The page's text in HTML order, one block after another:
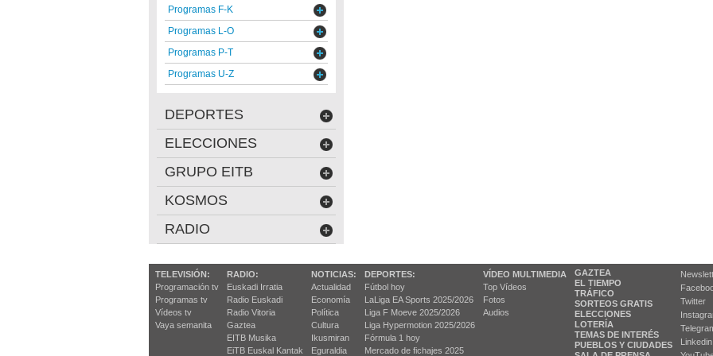
Programas F-K
Programas L-O
Programas P-T
Programas U-Z
DEPORTES
ELECCIONES
GRUPO EITB
KOSMOS
RADIO
TELEVISIÓN:
Programación tv
Programas tv
Vídeos tv
Vaya semanita
RADIO:
Euskadi Irratia
Radio Euskadi
Radio Vitoria
Gaztea
EITB Musika
EiTB Euskal Kantak
NOTICIAS:
Actualidad
Economía
Política
Cultura
Ikusmiran
Eguraldia
DEPORTES:
Fútbol hoy
LaLiga EA Sports 2025/2026
Liga F Moeve 2025/2026
Liga Hypermotion 2025/2026
Fórmula 1 hoy
Mercado de fichajes 2025
VÍDEO MULTIMEDIA
Top Vídeos
Fotos
Audios
GAZTEA
EL TIEMPO
TRÁFICO
SORTEOS GRATIS
ELECCIONES
LOTERÍA
TEMAS DE INTERÉS
PUEBLOS Y CIUDADES
Twitter
Linkedin